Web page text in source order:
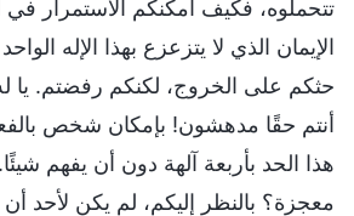
تتحملوه، فكيف أمكنكم الاستمرار في
الإيمان الذي لا يتزعزع بهذا الإله
حثكم على الخروج، لكنكم رفضتم. يا
أنتم حقًا مدهشون! بإمكان شخص
هذا الحد بأربعة آلهة دون أن يفهم
معجزة؟ بالنظر إليكم، لم يكن لأحد